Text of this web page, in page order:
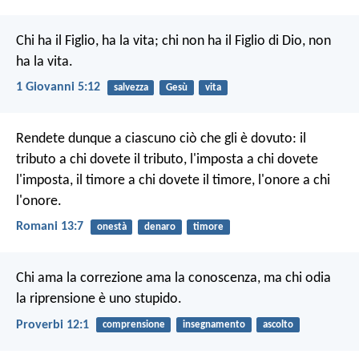
Chi ha il Figlio, ha la vita; chi non ha il Figlio di Dio, non
ha la vita.
1 Giovanni 5:12 salvezza Gesù vita
Rendete dunque a ciascuno ciò che gli è dovuto: il
tributo a chi dovete il tributo, l'imposta a chi dovete
l'imposta, il timore a chi dovete il timore, l'onore a chi
l'onore.
Romani 13:7 onestà denaro timore
Chi ama la correzione ama la conoscenza, ma chi odia
la riprensione è uno stupido.
Proverbi 12:1 comprensione insegnamento ascolto